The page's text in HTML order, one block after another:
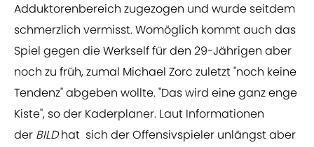
Adduktorenbereich zugezogen und wurde seitdem
schmerzlich vermisst. Womöglich kommt auch das
Spiel gegen die Werkself für den 29-Jährigen aber
noch zu früh, zumal Michael Zorc zuletzt "noch keine
Tendenz" abgeben wollte. "Das wird eine ganz enge
Kiste", so der Kaderplaner. Laut Informationen
der BILDhat sich der Offensivspieler unlängst aber